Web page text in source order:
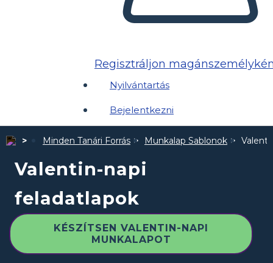
Regisztráljon
Nyilvántartás
Bejelentkezni
Minden Tanári Forrás Munkalap Sablonok
Valentin-napi
feladatlapok
KÉSZÍTSEN VALENTIN-NAPI
MUNKALAPOT